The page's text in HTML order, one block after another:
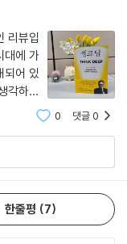
리뷰입
대에 가
되어 있
각하고
이 진화
0 댓글0
한줄평 7